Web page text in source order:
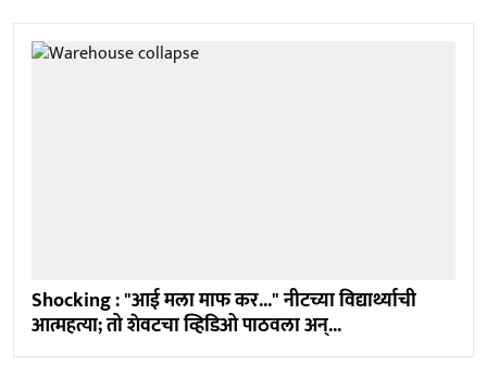
Shocking : "आई मला माफ कर..." नीटच्या विद्यार्थ्याची
आत्महत्या; तो शेवटचा व्हिडिओ पाठवला अन्...